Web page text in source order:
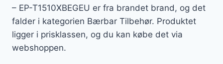
– EP-T1510XBEGEU er fra brandet brand, og det
falder i kategorien Bærbar Tilbehør. Produktet
ligger i prisklassen, og du kan købe det via
webshoppen.